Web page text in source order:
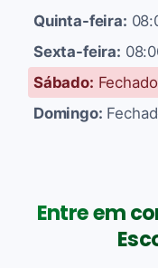
Quinta-feira:
Sexta-feira:
Sábado: Fechado
Domingo:
Entre em